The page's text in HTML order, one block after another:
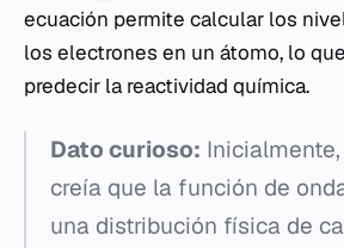
ecuación permite calcular los
los electrones en un átomo, lo
predecir la reactividad química.
Dato curioso:
creía que la función de
una distribución física de